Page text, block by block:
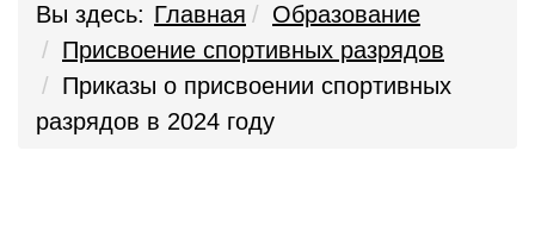
Вы здесь: Главная
Образование
Присвоение спортивных разрядов
Приказы о присвоении спортивных
разрядов в 2024 году